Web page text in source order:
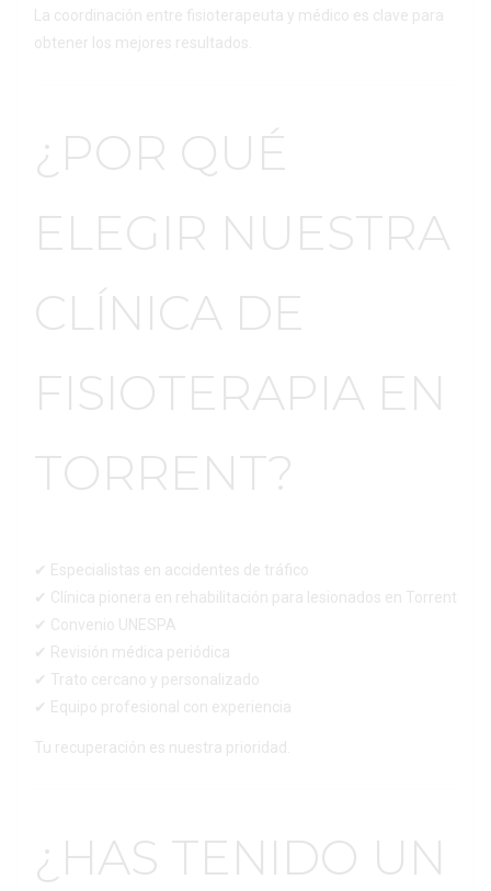
La coordinación entre fisioterapeuta y médico es clave para
obtener los mejores resultados.
¿POR QUÉ
ELEGIR NUESTRA
CLÍNICA DE
FISIOTERAPIA EN
TORRENT?
✔ Especialistas en accidentes de tráfico
✔ Clínica pionera en rehabilitación para lesionados en Torrent
✔ Convenio UNESPA
✔ Revisión médica periódica
✔ Trato cercano y personalizado
✔ Equipo profesional con experiencia
Tu recuperación es nuestra prioridad.
¿HAS TENIDO UN